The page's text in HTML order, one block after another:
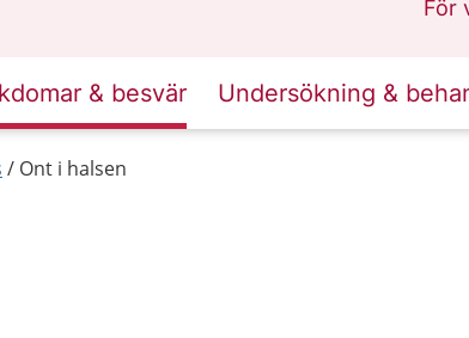
För
& besvär Undersökning &
Ont i halsen